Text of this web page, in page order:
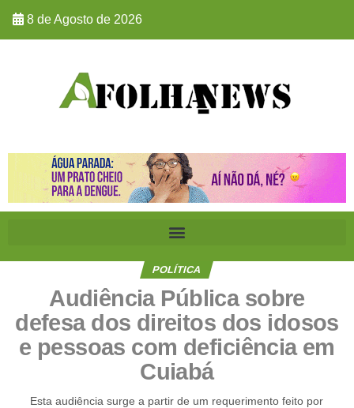
8 de Agosto de 2026
POLÍTICA
Audiência Pública sobre
defesa dos direitos dos idosos
e pessoas com deficiência em
Cuiabá
Esta audiência surge a partir de um requerimento feito por